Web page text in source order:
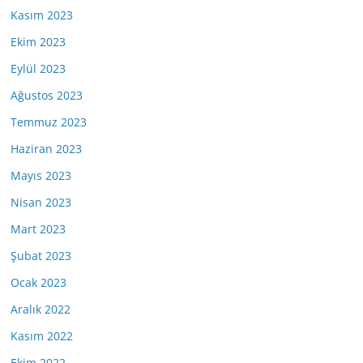
Kasım 2023
Ekim 2023
Eylül 2023
Ağustos 2023
Temmuz 2023
Haziran 2023
Mayıs 2023
Nisan 2023
Mart 2023
Şubat 2023
Ocak 2023
Aralık 2022
Kasım 2022